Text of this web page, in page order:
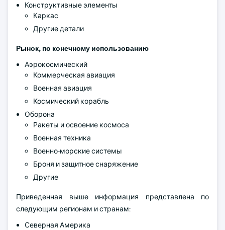
Конструктивные элементы
Каркас
Другие детали
Рынок, по конечному использованию
Аэрокосмический
Коммерческая авиация
Военная авиация
Космический корабль
Оборона
Ракеты и освоение космоса
Военная техника
Военно-морские системы
Броня и защитное снаряжение
Другие
Приведенная выше информация представлена по
следующим регионам и странам:
Северная Америка